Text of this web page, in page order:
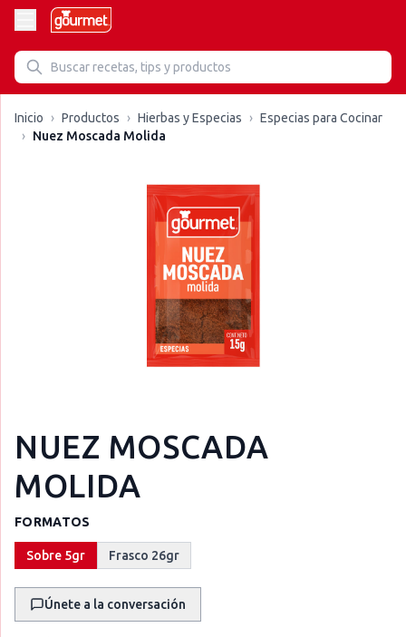
Inicio › Productos › Hierbas y Especias › Especias para Cocinar
› Nuez Moscada Molida
NUEZ MOSCADA
MOLIDA
FORMATOS
Sobre 5gr Frasco 26gr
Únete a la conversación